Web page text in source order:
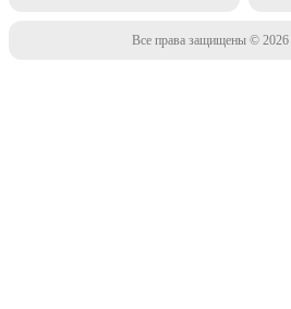
Все права защищены © 2026